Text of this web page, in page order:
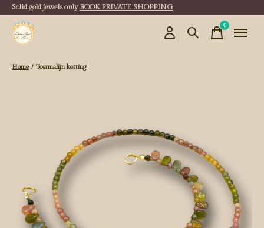
Solid gold jewels only BOOK PRIVATE SHOPPING
0items
Home / Toermalijn ketting